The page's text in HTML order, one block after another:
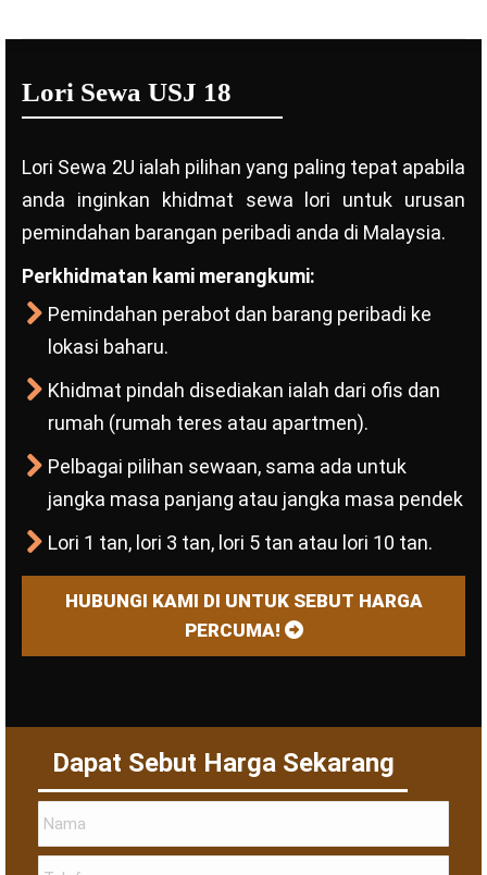
Lori Sewa USJ 18
Lori Sewa 2U ialah pilihan yang paling tepat apabila
anda inginkan khidmat sewa lori untuk urusan
pemindahan barangan peribadi anda di Malaysia.
Perkhidmatan kami merangkumi:
Pemindahan perabot dan barang peribadi ke
lokasi baharu.
Khidmat pindah disediakan ialah dari ofis dan
rumah (rumah teres atau apartmen).
Pelbagai pilihan sewaan, sama ada untuk
jangka masa panjang atau jangka masa pendek
Lori 1 tan, lori 3 tan, lori 5 tan atau lori 10 tan.
HUBUNGI KAMI DI UNTUK SEBUT HARGA
PERCUMA!
Dapat Sebut Harga Sekarang